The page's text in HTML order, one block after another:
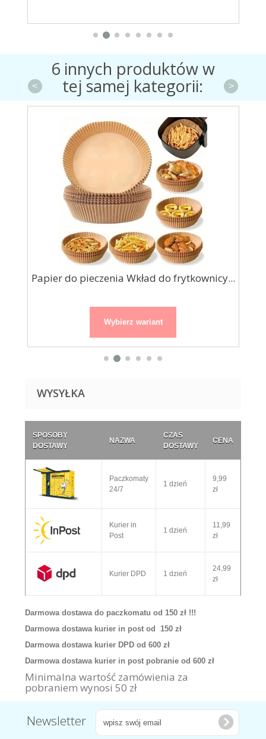
6 innych produktów w
tej samej kategorii:
Papier do pieczenia Wkład do frytkownicy...
Wybierz wariant
< >
WYSYŁKA
SPOSOBY
DOSTAWY
NAZWA
CZAS
DOSTAWY
CENA
Paczkomaty
24/7
1 dzień
9,99
zł
Kurier in
Post
1 dzień
11,99
zł
Kurier DPD 1 dzień
24,99
zł
Darmowa dostawa do paczkomatu od 150 zł !!!
Darmowa dostawa kurier in post od 150 zł
Darmowa dostawa kurier DPD od 600 zł
Darmowa dostawa kurier in post pobranie od 600 zł
Minimalna wartość zamówienia za
pobraniem wynosi 50 zł
Newsletter